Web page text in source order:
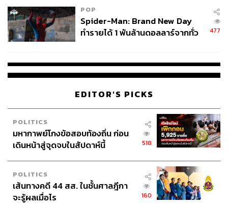
POP
Spider-Man: Brand New Day
ทำรายได้ 1 พันล้านดอลลาร์จากทั่ว
477
EDITOR'S PICKS
POLITICS
มหากาพย์โกงข้อสอบท้องถิ่น ก่อน
เดินหน้าสู่จุดจบในสัปดาห์นี้
518
POLITICS
เส้นทางคดี 44 สส. ในชั้นศาลฎีกา
จะรู้ผลเมื่อไร
160